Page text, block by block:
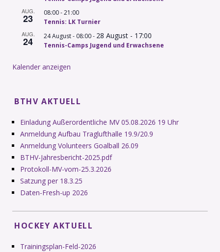
AUG.
23 08:00-21:00
Tennis: LK Turnier
AUG.
24 24 August - 08:00- 28 August - 17:00
Tennis-Camps Jugend und Erwachsene
Kalender anzeigen
BTHV AKTUELL
Einladung Außerordentliche MV 05.08.2026 19 Uhr
Anmeldung Aufbau Traglufthalle 19.9/20.9
Anmeldung Volunteers Goalball 26.09
BTHV-Jahresbericht-2025.pdf
Protokoll-MV-vom-25.3.2026
Satzung per 18.3.25
Daten-Fresh-up 2026
HOCKEY AKTUELL
Trainingsplan-Feld-2026